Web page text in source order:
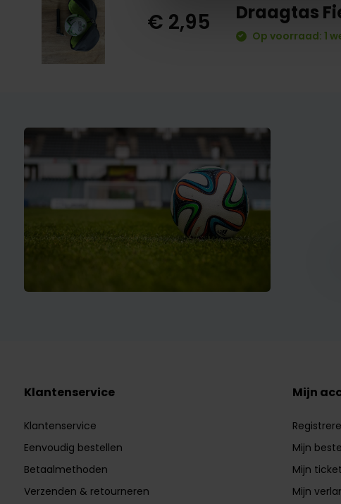
€ 2,95 Draagtas
Op voorraad: 1
Klantenservice
Klantenservice
Eenvoudig bestellen
Betaalmethoden
Verzenden & retourneren
Mijn
Mijn
Mijn
Mijn